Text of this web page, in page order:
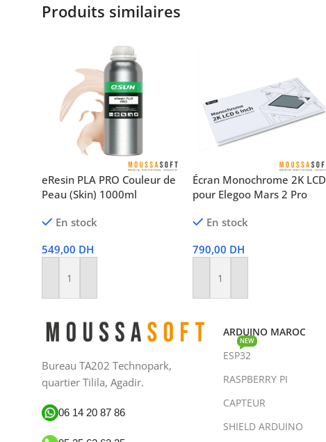
Produits similaires
eResin PLA PRO Couleur de
Peau (Skin) 1000ml
En stock
549,00 DH
Ajouter Au Panier
Écran Monochrome 2K LCD
pour Elegoo Mars 2 Pro
En stock
790,00 DH
Ajouter Au Panier
Bureau TA202 Technopark,
quartier Tilila, Agadir.
06 14 20 87 86
ARDUINO MAROC
ESP32
NEW
RASPBERRY PI
CAPTEUR
SHIELD ARDUINO